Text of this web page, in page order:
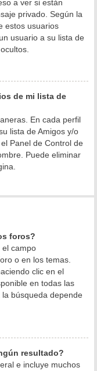
a ver si están
privado. Según la
estos usuarios
usuario a su lista de
de mi lista de
En cada perfil
lista de Amigos y/o
Panel de Control de
Puede eliminar
foros?
el campo
o en los temas.
clic en el
en todas las
búsqueda depende
resultado?
e incluye muchos